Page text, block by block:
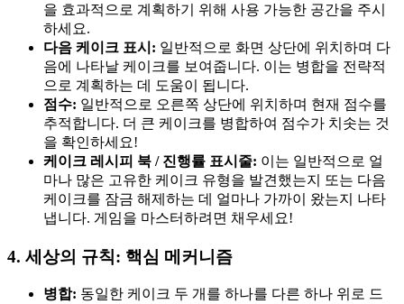
을 효과적으로 계획하기 위해 사용 가능한 공간을 주시
하세요.
다음 케이크 표시: 일반적으로 화면 상단에 위치하며 다
음에 나타날 케이크를 보여줍니다. 이는 병합을 전략적
으로 계획하는 데 도움이 됩니다.
점수: 일반적으로 오른쪽 상단에 위치하며 현재 점수를
추적합니다. 더 큰 케이크를 병합하여 점수가 치솟는 것
을 확인하세요!
케이크 레시피 북 / 진행률 표시줄: 이는 일반적으로 얼
마나 많은 고유한 케이크 유형을 발견했는지 또는 다음
케이크를 잠금 해제하는 데 얼마나 가까이 왔는지 나타
냅니다. 게임을 마스터하려면 채우세요!
4. 세상의 규칙: 핵심 메커니즘
병합: 동일한 케이크 두 개를 하나를 다른 하나 위로 드